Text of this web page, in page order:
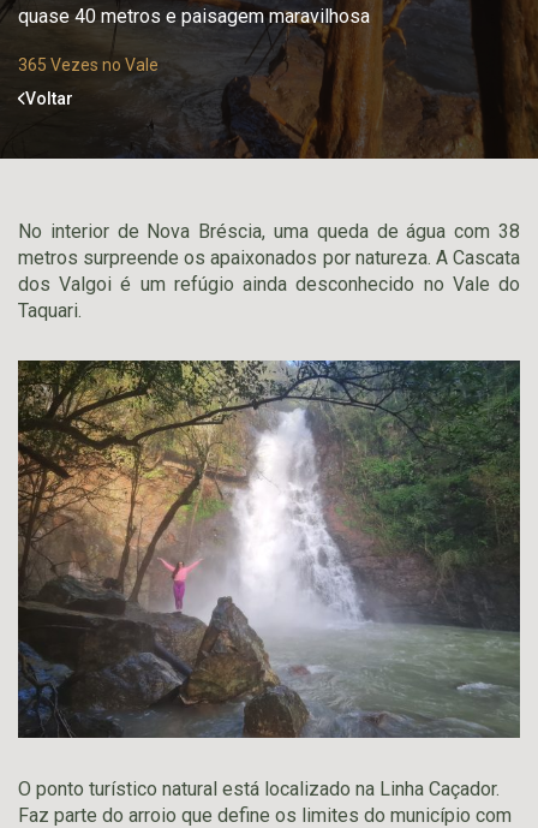
quase 40 metros e paisagem maravilhosa
365 Vezes no Vale
Voltar
No interior de Nova Bréscia, uma queda de água com 38
metros surpreende os apaixonados por natureza. A Cascata
dos Valgoi é um refúgio ainda desconhecido no Vale do
Taquari.
O ponto turístico natural está localizado na Linha Caçador.
Faz parte do arroio que define os limites do município com